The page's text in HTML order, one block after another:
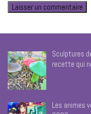
Sculptures
recette qui
Les animes